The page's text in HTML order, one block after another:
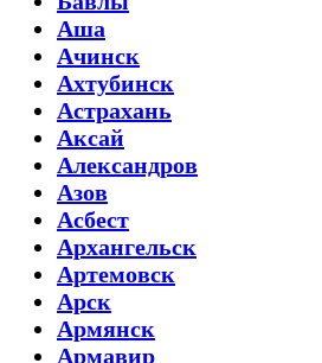
Аша
Ачинск
Ахтубинск
Астрахань
Аксай
Александров
Азов
Асбест
Архангельск
Артемовск
Арск
Армянск
Армавир